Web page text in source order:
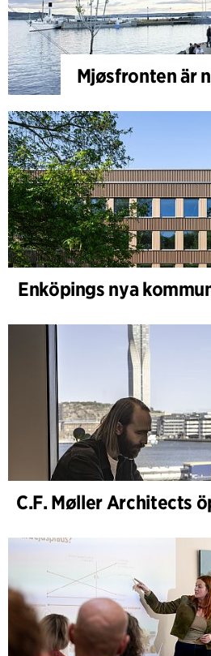
Mjøsfronten är
Enköpings nya